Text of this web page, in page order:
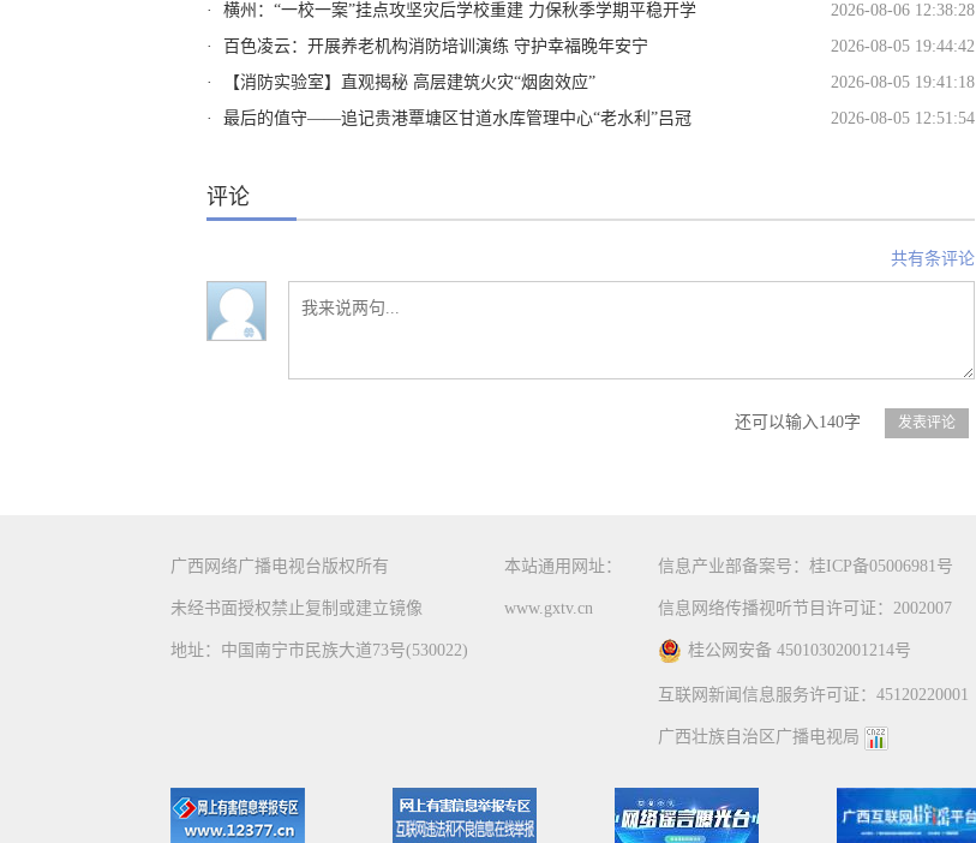
·
横州：“一校一案”挂点攻坚灾后学校重建 力保秋季学期平稳开学
2026-08-06 12:38:28
·
百色凌云：开展养老机构消防培训演练 守护幸福晚年安宁
2026-08-05 19:44:42
·
【消防实验室】直观揭秘 高层建筑火灾“烟囱效应”
2026-08-05 19:41:18
·
最后的值守——追记贵港覃塘区甘道水库管理中心“老水利”吕冠 2026-08-05 12:51:54
评论
共有条评论
还可以输入140字
广西网络广播电视台版权所有
未经书面授权禁止复制或建立镜像
地址：中国南宁市民族大道73号(530022)
本站通用网址：
www.gxtv.cn
信息产业部备案号：桂ICP备05006981号
信息网络传播视听节目许可证：2002007
桂公网安备 45010302001214号
互联网新闻信息服务许可证：45120220001
广西壮族自治区广播电视局